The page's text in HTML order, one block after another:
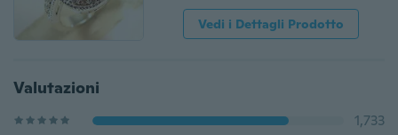
Vedi i Dettagli Prodotto
Valutazioni
1,733